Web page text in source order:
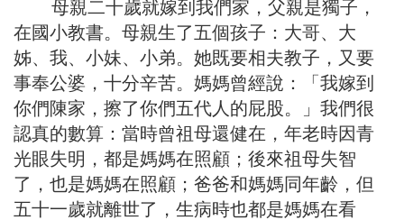
母親二十歲就嫁到我們家，父親是獨子，
在國小教書。母親生了五個孩子：大哥、大
姊、我、小妹、小弟。她既要相夫教子，又要
事奉公婆，十分辛苦。媽媽曾經說：「我嫁到
你們陳家，擦了你們五代人的屁股。」我們很
認真的數算：當時曾祖母還健在，年老時因青
光眼失明，都是媽媽在照顧；後來祖母失智
了，也是媽媽在照顧；爸爸和媽媽同年齡，但
五十一歲就離世了，生病時也都是媽媽在看